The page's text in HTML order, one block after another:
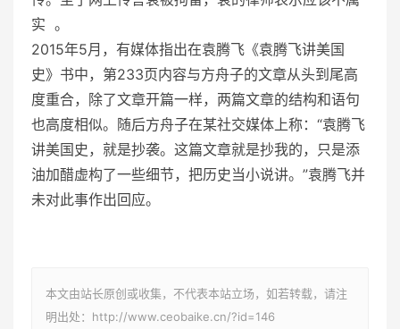
实 。
2015年5月，有媒体指出在袁腾飞《袁腾飞讲美国
史》书中，第233页内容与方舟子的文章从头到尾高
度重合，除了文章开篇一样，两篇文章的结构和语句
也高度相似。随后方舟子在某社交媒体上称：“袁腾飞
讲美国史，就是抄袭。这篇文章就是抄我的，只是添
油加醋虚构了一些细节，把历史当小说讲。”袁腾飞并
未对此事作出回应。
本文由站长原创或收集，不代表本站立场，如若转载，请注
明出处：http://www.ceobaike.cn/?id=146